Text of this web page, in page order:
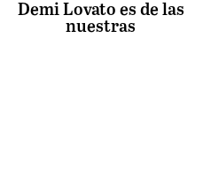
Demi Lovato es de las
nuestras